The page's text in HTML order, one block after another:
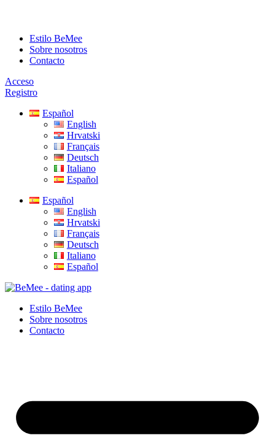
Estilo BeMee
Sobre nosotros
Contacto
Acceso
Registro
Español
English
Hrvatski
Français
Deutsch
Italiano
Español
Español
English
Hrvatski
Français
Deutsch
Italiano
Español
Estilo BeMee
Sobre nosotros
Contacto